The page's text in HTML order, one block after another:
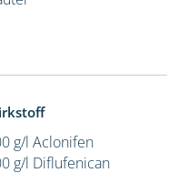
g/l Aclonifen
g/l Diflufenican